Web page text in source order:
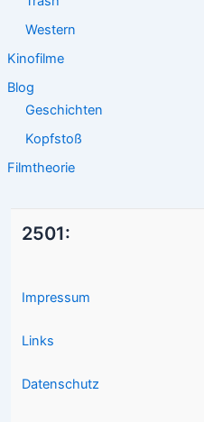
Western
Kinofilme
Blog
Geschichten
Kopfstoß
Filmtheorie
2501:
Impressum
Links
Datenschutz